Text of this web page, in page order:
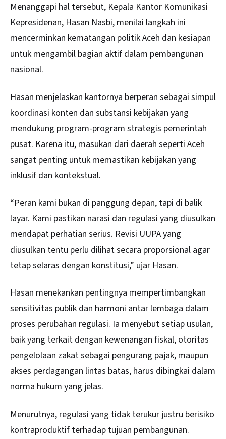
Menanggapi hal tersebut, Kepala Kantor Komunikasi
Kepresidenan, Hasan Nasbi, menilai langkah ini
mencerminkan kematangan politik Aceh dan kesiapan
untuk mengambil bagian aktif dalam pembangunan
nasional.
Hasan menjelaskan kantornya berperan sebagai simpul
koordinasi konten dan substansi kebijakan yang
mendukung program-program strategis pemerintah
pusat. Karena itu, masukan dari daerah seperti Aceh
sangat penting untuk memastikan kebijakan yang
inklusif dan kontekstual.
“Peran kami bukan di panggung depan, tapi di balik
layar. Kami pastikan narasi dan regulasi yang diusulkan
mendapat perhatian serius. Revisi UUPA yang
diusulkan tentu perlu dilihat secara proporsional agar
tetap selaras dengan konstitusi,” ujar Hasan.
Hasan menekankan pentingnya mempertimbangkan
sensitivitas publik dan harmoni antar lembaga dalam
proses perubahan regulasi. Ia menyebut setiap usulan,
baik yang terkait dengan kewenangan fiskal, otoritas
pengelolaan zakat sebagai pengurang pajak, maupun
akses perdagangan lintas batas, harus dibingkai dalam
norma hukum yang jelas.
Menurutnya, regulasi yang tidak terukur justru berisiko
kontraproduktif terhadap tujuan pembangunan.